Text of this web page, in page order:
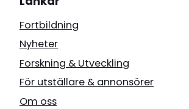
Fortbildning
Nyheter
Forskning & Utveckling
För utställare & annonsörer
Om oss